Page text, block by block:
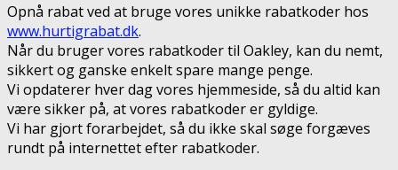
Opnå rabat ved at bruge vores unikke rabatkoder hos
www.hurtigrabat.dk.
Når du bruger vores rabatkoder til Oakley, kan du nemt,
sikkert og ganske enkelt spare mange penge.
Vi opdaterer hver dag vores hjemmeside, så du altid kan
være sikker på, at vores rabatkoder er gyldige.
Vi har gjort forarbejdet, så du ikke skal søge forgæves
rundt på internettet efter rabatkoder.